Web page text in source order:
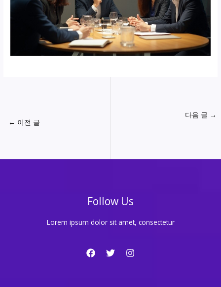
← 이전 글
다음 글 →
Follow Us
Lorem ipsum dolor sit amet, consectetur